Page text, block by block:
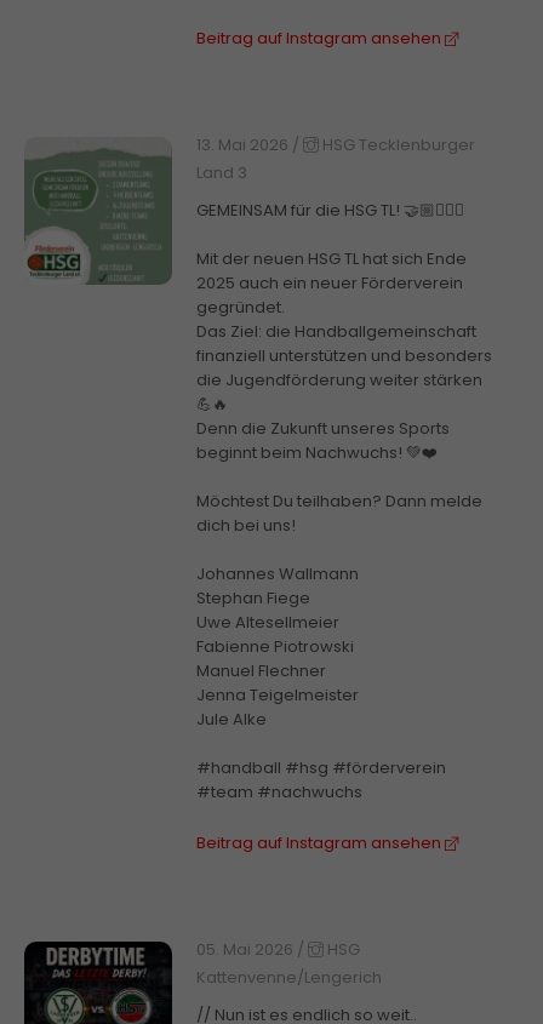
Beitrag auf Instagram ansehen
13. Mai 2026 /
HSG Tecklenburger
Land 3
GEMEINSAM für die HSG TL! 🤝🏼🤾🏼‍♀️
Mit der neuen HSG TL hat sich Ende
2025 auch ein neuer Förderverein
gegründet.
Das Ziel: die Handballgemeinschaft
finanziell unterstützen und besonders
die Jugendförderung weiter stärken
💪🔥
Denn die Zukunft unseres Sports
beginnt beim Nachwuchs! 💚❤️
Möchtest Du teilhaben? Dann melde
dich bei uns!
Johannes Wallmann
Stephan Fiege
Uwe Altesellmeier
Fabienne Piotrowski
Manuel Flechner
Jenna Teigelmeister
Jule Alke
#handball #hsg #förderverein
#team #nachwuchs
Beitrag auf Instagram ansehen
05. Mai 2026 /
HSG
Kattenvenne/Lengerich
// Nun ist es endlich so weit..